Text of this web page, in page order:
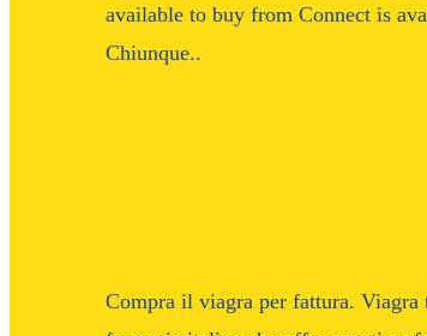
available to buy from Connect is
Chiunque..
Compra il viagra per fattura.